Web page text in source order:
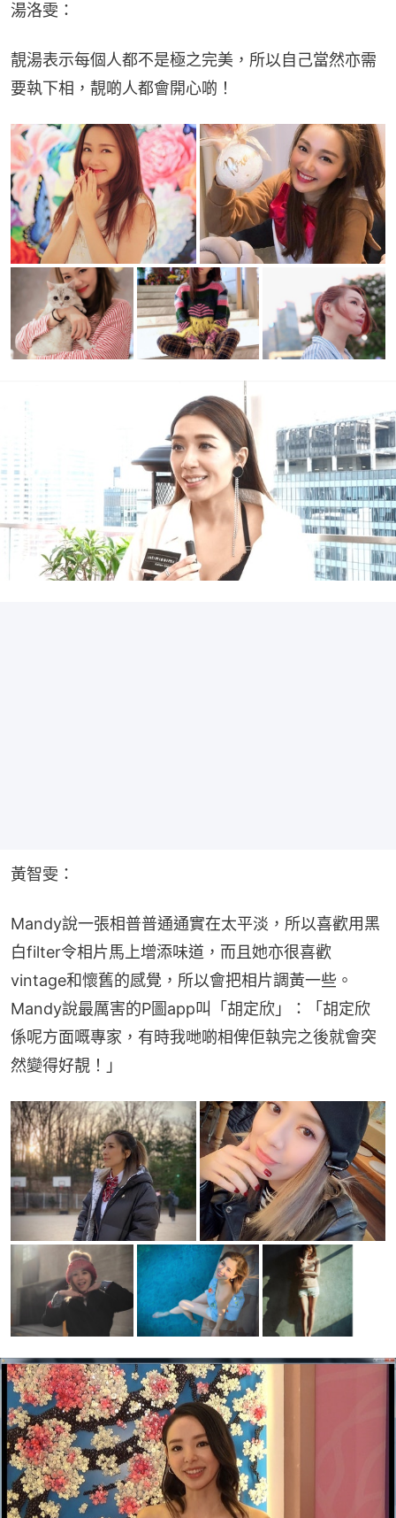
湯洛雯：
靚湯表示每個人都不是極之完美，所以自己當然亦需
要執下相，靚啲人都會開心啲！
黃智雯：
Mandy說一張相普普通通實在太平淡，所以喜歡用黑
白filter令相片馬上增添味道，而且她亦很喜歡
vintage和懷舊的感覺，所以會把相片調黃一些。
Mandy說最厲害的P圖app叫「胡定欣」：「胡定欣
係呢方面嘅專家，有時我哋啲相俾佢執完之後就會突
然變得好靚！」